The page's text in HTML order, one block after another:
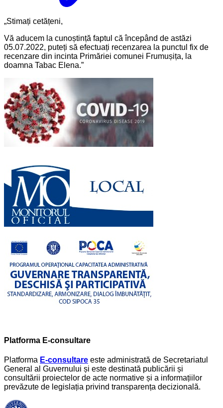
„Stimați cetățeni,
Vă aducem la cunoștință faptul că începând de astăzi
05.07.2022, puteți să efectuați recenzarea la punctul fix de
recenzare din incinta Primăriei comunei Frumușița, la
doamna Tabac Elena.”
Platforma E-consultare
Platforma E-consultare este administrată de Secretariatul
General al Guvernului și este destinată publicării și
consultării proiectelor de acte normative și a informațiilor
prevăzute de legislația privind transparența decizională.